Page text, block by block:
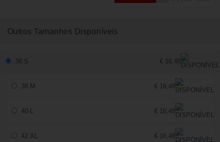
Outros Tamanhos Disponíveis
36 S € 16,48
38 M € 16,48
40 L € 16,48
42 XL € 16,48